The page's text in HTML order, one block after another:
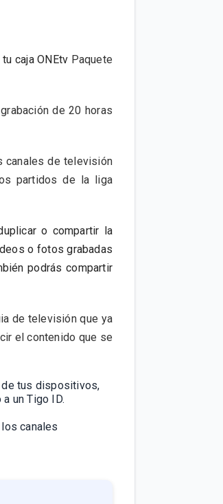
caja ONEtv Paquete
de 20 horas
canales de televisión
partidos de la liga
o compartir la
o fotos grabadas
podrás compartir
de televisión que ya
el contenido que se
de tus dispositivos,
un Tigo ID.
canales